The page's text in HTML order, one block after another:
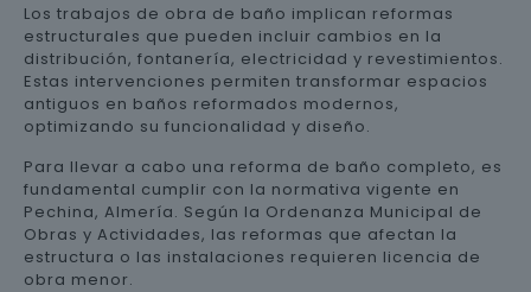
Los trabajos de obra de baño implican reformas
estructurales que pueden incluir cambios en la
distribución, fontanería, electricidad y revestimientos.
Estas intervenciones permiten transformar espacios
antiguos en baños reformados modernos,
optimizando su funcionalidad y diseño.
Para llevar a cabo una reforma de baño completo, es
fundamental cumplir con la normativa vigente en
Pechina, Almería. Según la Ordenanza Municipal de
Obras y Actividades, las reformas que afectan la
estructura o las instalaciones requieren licencia de
obra menor.